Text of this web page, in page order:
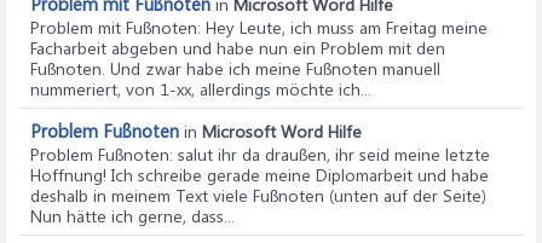
Problem mit Fußnoten: Hey Leute, ich muss am Freitag meine
Facharbeit abgeben und habe nun ein Problem mit den
Fußnoten. Und zwar habe ich meine Fußnoten manuell
nummeriert, von 1-xx, allerdings möchte ich...
Problem Fußnoten in Microsoft Word Hilfe
Problem Fußnoten: salut ihr da draußen, ihr seid meine letzte
Hoffnung! Ich schreibe gerade meine Diplomarbeit und habe
deshalb in meinem Text viele Fußnoten (unten auf der Seite)
Nun hätte ich gerne, dass...